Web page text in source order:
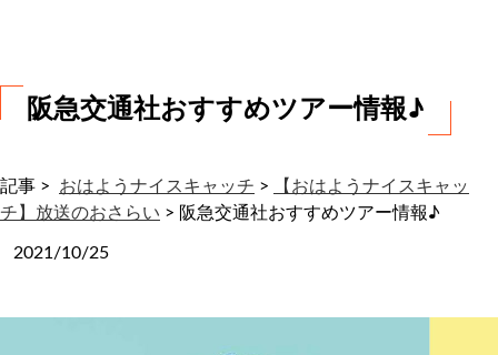
阪急交通社おすすめツアー情報♪
記事 > おはようナイスキャッチ >
【おはようナイスキャッ
チ】放送のおさらい > 阪急交通社おすすめツアー情報♪
2021/10/25